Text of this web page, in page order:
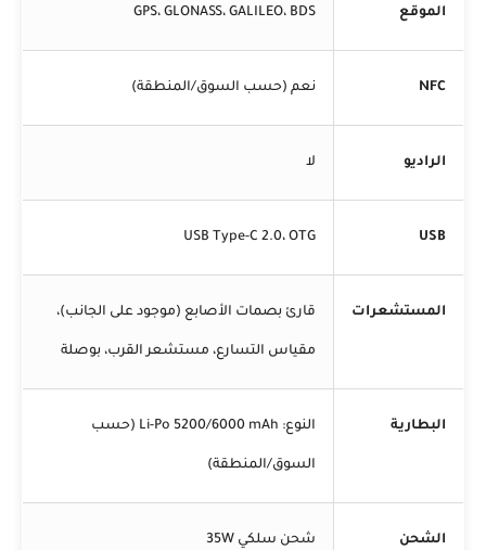
الموقع GPS، GLONASS، GALILEO، BDS
NFC نعم (حسب السوق/المنطقة)
الراديو لا
USB USB Type-C 2.0، OTG
المستشعرات قارئ بصمات الأصابع (موجود على الجانب)،
مقياس التسارع، مستشعر القرب، بوصلة
البطارية النوع: Li-Po 5200/6000 mAh (حسب
السوق/المنطقة)
الشحن شحن سلكي 35W